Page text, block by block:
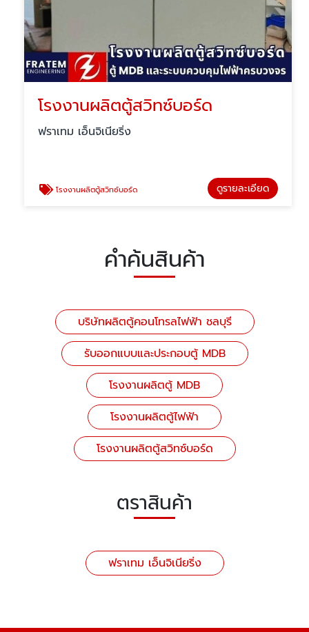
โรงงานผลิตตู้สวิทซ์บอร์ด
ฟราเทม เอ็นจิเนียริ่ง
โรงงานผลิตตู้สวิทซ์บอร์ด ดูรายละเอียด
คำค้นสินค้า
บริษัทผลิตตู้คอนโทรลไฟฟ้า ชลบุรี
รับออกแบบและประกอบตู้ MDB
โรงงานผลิตตู้ MDB
โรงงานผลิตตู้ไฟฟ้า
โรงงานผลิตตู้สวิทซ์บอร์ด
ตราสินค้า
ฟราเทม เอ็นจิเนียริ่ง